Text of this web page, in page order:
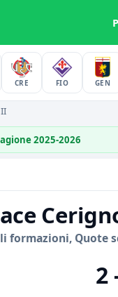
CRE FIO GEN
2025-2026
formazioni, Quote
2